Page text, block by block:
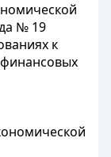
№ 19
к